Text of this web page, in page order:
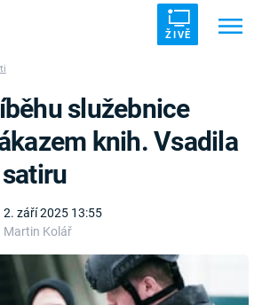
ŽIVĚ
DÁVNOVĚKU
2. září 2025 13:55
Martin Kolář
služebnice
knih. Vsadila